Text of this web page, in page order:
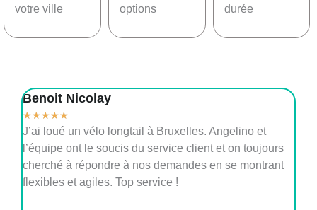
votre ville
options
durée
Benoit Nicolay
★★★★★
J’ai loué un vélo longtail à Bruxelles. Angelino et
l’équipe ont le soucis du service client et on toujours
cherché à répondre à nos demandes en se montrant
flexibles et agiles. Top service !